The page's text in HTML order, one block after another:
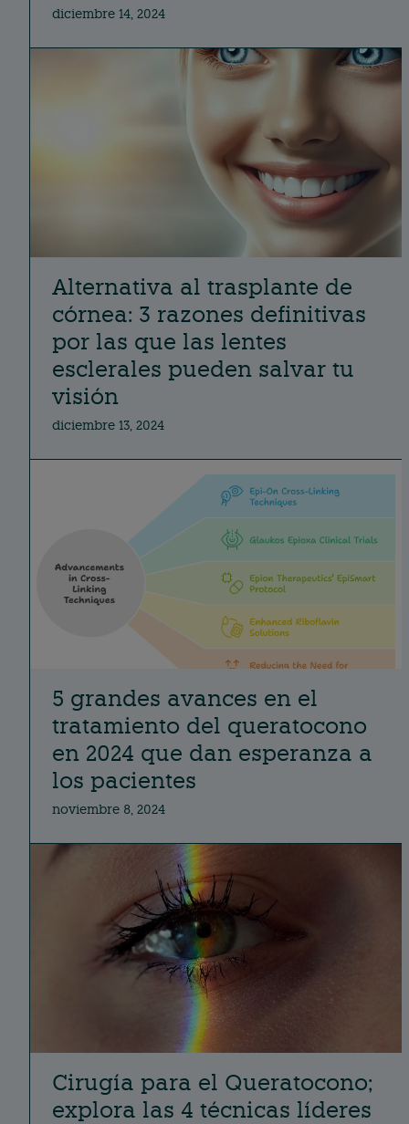
diciembre 14, 2024
Alternativa al trasplante de
córnea: 3 razones definitivas
por las que las lentes
esclerales pueden salvar tu
visión
diciembre 13, 2024
5 grandes avances en el
tratamiento del queratocono
en 2024 que dan esperanza a
los pacientes
noviembre 8, 2024
Cirugía para el Queratocono;
explora las 4 técnicas líderes